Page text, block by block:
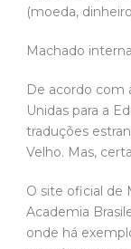
(moeda,
Machado
De acordo com
Unidas para a
traduções
Velho. Mas,
O site oficial de
Academia
onde há